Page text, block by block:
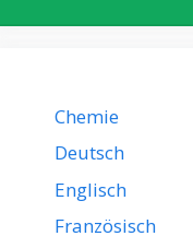
Chemie
Deutsch
Englisch
Französisch